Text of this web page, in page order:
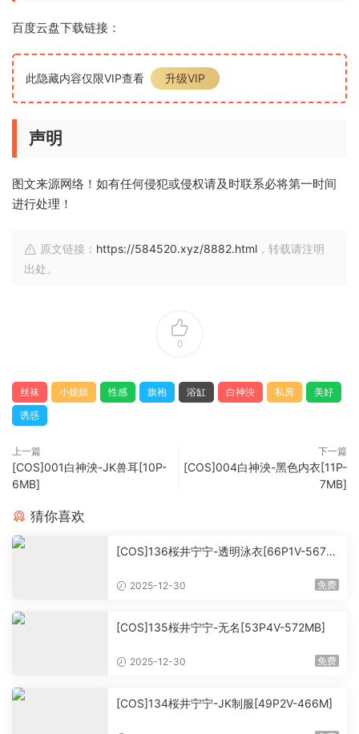
百度云盘下载链接：
此隐藏内容仅限VIP查看 升级VIP
声明
图文来源网络！如有任何侵犯或侵权请及时联系必将第一时间
进行处理！
原文链接： https://584520.xyz/8882.html ，转载请注明
出处。
0
丝袜 小姐姐 性感 旗袍 浴缸 白神泱 私房
美好
诱惑
上一篇
[COS]001白神泱-JK兽耳[10P-
6MB]
下一篇
[COS]004白神泱-黑色内衣[11P-
7MB]
猜你喜欢
[COS]136桜井宁宁-透明泳衣[66P1V-567M
2025-12-30 免费
[COS]135桜井宁宁-无名[53P4V-572MB]
2025-12-30 免费
[COS]134桜井宁宁-JK制服[49P2V-466M]